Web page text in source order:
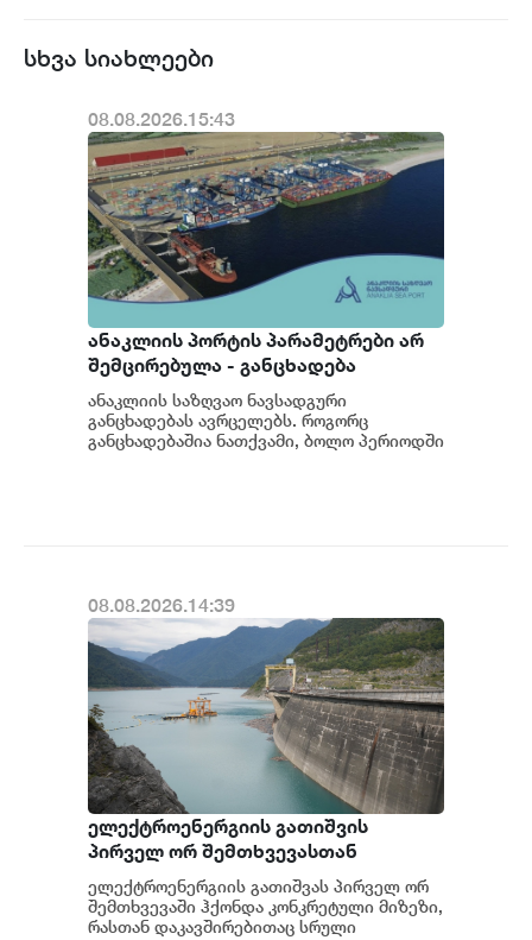
სხვა სიახლეები
08.08.2026.15:43
ანაკლიის პორტის პარამეტრები არ
შემცირებულა - განცხადება
ანაკლიის საზღვაო ნავსადგური
განცხადებას ავრცელებს. როგორც
განცხადებაშია ნათქვამი, ბოლო პერიოდში
08.08.2026.14:39
ელექტროენერგიის გათიშვის
პირველ ორ შემთხვევასთან
დაკავშირებით სუს-ში წარიმართება
გამოძიება და ინფორმაციას
მოგვიანებით დეტალურად
ელექტროენერგიის გათიშვას პირველ ორ
შემთხვევაში ჰქონდა კონკრეტული მიზეზი,
რასთან დაკავშირებითაც სრული